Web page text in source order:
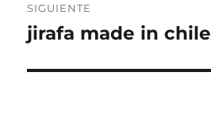
SIGUIENTE
Entrada
jirafa made in chile